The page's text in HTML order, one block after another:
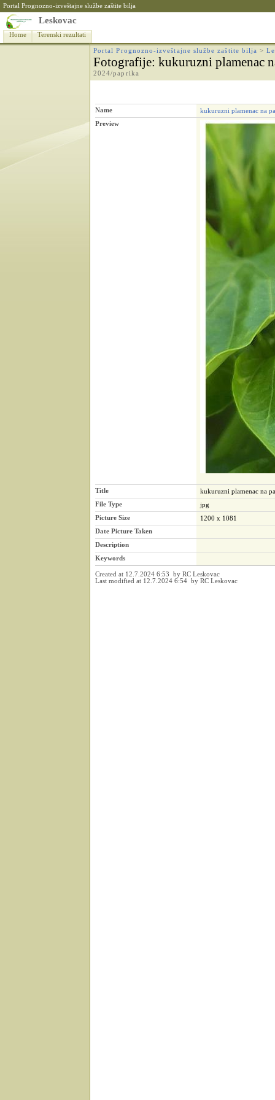
Portal Prognozno-izveštajne službe zaštite bilja
Leskovac
Home Terenski rezultati
Portal Prognozno-izveštajne službe zaštite bilja >
Fotografije: kukuruzni plamenac
2024/paprika
Name
kukuruzni plamenac na
Preview
Title
kukuruzni plamenac na
File Type
jpg
Picture Size
1200 x 1081
Date Picture Taken
Description
Keywords
Created at 12.7.2024 6:53 by RC Leskovac
Last modified at 12.7.2024 6:54 by RC Leskovac